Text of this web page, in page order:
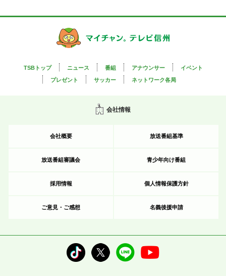
TSBトップ ニュース 番組 アナウンサー
イベント
プレゼント
サッカー ネットワーク各局
会社情報
会社概要 放送番組基準
放送番組審議会 青少年向け番組
採用情報 個人情報保護方針
ご意見・ご感想 名義後援申請